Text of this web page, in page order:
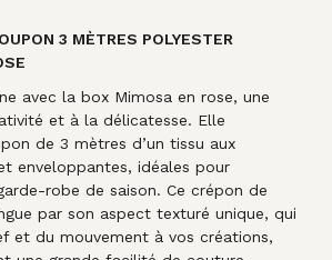
actuel
12,00€.
3 MÈTRES POLYESTER
avec la box Mimosa en rose, une
et à la délicatesse. Elle
de 3 mètres d’un tissu aux
enveloppantes, idéales pour
robe de saison. Ce crépon de
par son aspect texturé unique, qui
et du mouvement à vos créations,